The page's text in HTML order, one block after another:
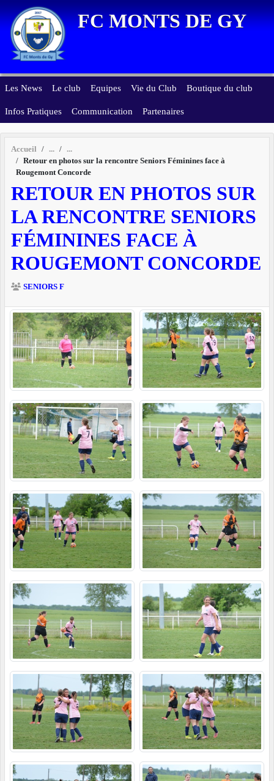
FC MONTS DE GY
Les News Le club Equipes Vie du Club Boutique du club
Infos Pratiques Communication Partenaires
Accueil
Retour en photos sur la rencontre Seniors Féminines face à
Rougemont Concorde
RETOUR EN PHOTOS SUR
LA RENCONTRE SENIORS
FÉMININES FACE À
ROUGEMONT CONCORDE
SENIORS F
Panneau de gestion des cookies